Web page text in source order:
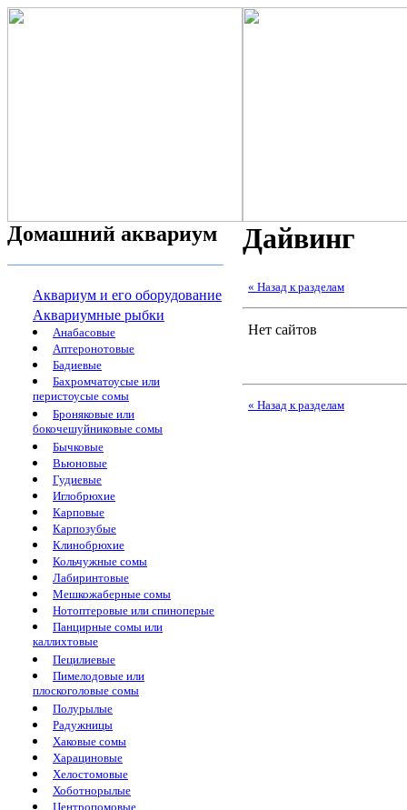
Домашний аквариум
Аквариум и его оборудование
Аквариумные рыбки
Анабасовые
Аптеронотовые
Бадиевые
Бахромчатоусые или
перистоусые сомы
Броняковые или
бокочешуйниковые сомы
Бычковые
Вьюновые
Гудиевые
Иглобрюхие
Карповые
Карпозубые
Клинобрюхие
Кольчужные сомы
Лабиринтовые
Мешкожаберные сомы
Нотоптеровые или спиноперые
Панцирные сомы или
каллихтовые
Пецилиевые
Пимелодовые или
плоскоголовые сомы
Полурылые
Радужницы
Хаковые сомы
Харациновые
Хелостомовые
Хоботнорылые
Центропомовые
Дайвинг
« Назад к разделам
Нет сайтов
« Назад к разделам